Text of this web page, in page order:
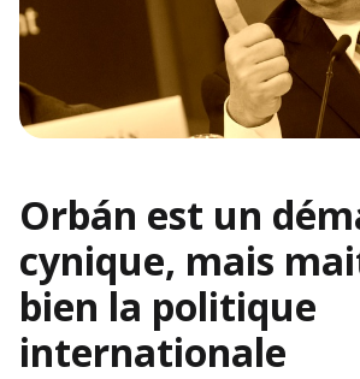
Orbán est un
cynique, mais
bien la politique
internationale